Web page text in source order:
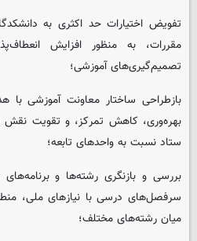
تفویض اختیارات حد اکثری به
مقررات، به منظور افزایش
تصمیم‌گیری‌های آموزشی؛
بازطراحی ساختار معاونت آموزشی
بهره‌وری، کاهش تمرکز، و تقویت نقش
ستاد نسبت به واحدهای تابعه؛
بررسی و بازنگری رشته‌ها و
سرفصل‌های درسی با نیازهای ملی،
میان رشته‌های مختلف؛